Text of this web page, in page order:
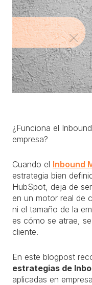
¿Funciona el
empresa?
Cuando el Inbound
estrategia bien
HubSpot, deja de
en un motor real de
ni el tamaño de la
es cómo se atrae,
cliente.
En este blogpost
estrategias de
aplicadas en